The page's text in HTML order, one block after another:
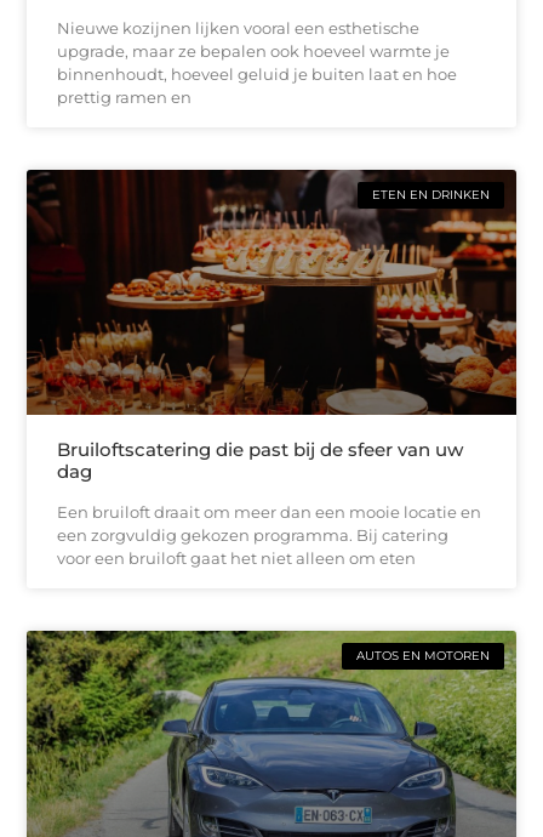
Nieuwe kozijnen lijken vooral een esthetische
upgrade, maar ze bepalen ook hoeveel warmte je
binnenhoudt, hoeveel geluid je buiten laat en hoe
prettig ramen en
ETEN EN DRINKEN
Bruiloftscatering die past bij de sfeer van uw
dag
Een bruiloft draait om meer dan een mooie locatie en
een zorgvuldig gekozen programma. Bij catering
voor een bruiloft gaat het niet alleen om eten
AUTOS EN MOTOREN